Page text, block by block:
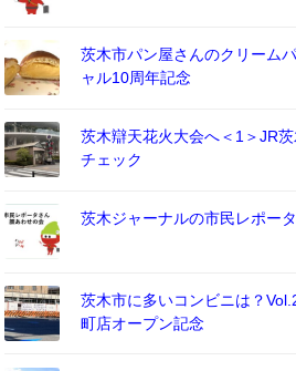
茨木市パン屋さんのクリーム
ャル10周年記念
茨木辯天花火大会へ＜1＞JR
チェック
茨木ジャーナルの市民レポー
茨木市に多いコンビニは？
町店オープン記念